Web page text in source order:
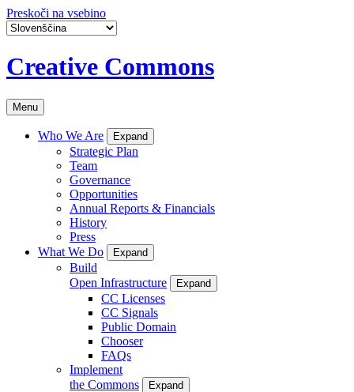
Preskoči na vsebino
Creative Commons
Menu
Who We Are Expand
Strategic Plan
Team
Governance
Opportunities
Annual Reports & Financials
History
Press
What We Do
Expand
Build
Open Infrastructure
Expand
CC Licenses
CC Signals
Public Domain
Chooser
FAQs
Implement
the Commons
Expand